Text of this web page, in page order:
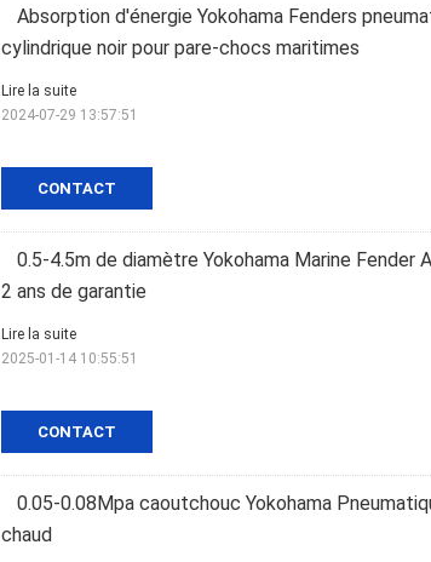
Absorption d'énergie Yokohama Fenders
cylindrique noir pour pare-chocs maritimes
CONTACT
Lire la suite
2024-07-29 13:57:51
0.5-4.5m de diamètre Yokohama Marine
2 ans de garantie
CONTACT
Lire la suite
2025-01-14 10:55:51
0.05-0.08Mpa caoutchouc Yokohama
chaud